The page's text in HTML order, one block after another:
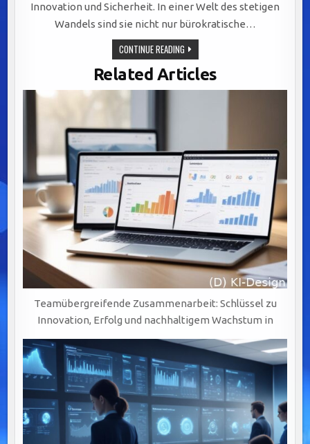
Innovation und Sicherheit. In einer Welt des stetigen
Wandels sind sie nicht nur bürokratische…
CONTINUE READINGOPTIMIERUNG
VON
GENEHMIGUNGSPROZESSEN:
BALANCE
ZWISCHEN
INNOVATION
Related Articles
Teamübergreifende Zusammenarbeit: Schlüssel zu
Innovation, Erfolg und nachhaltigem Wachstum in